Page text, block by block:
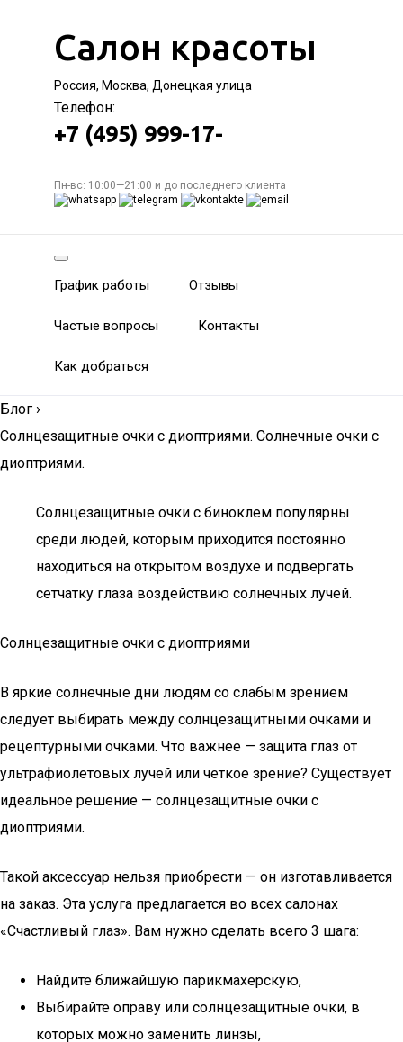
Салон красоты
Россия, Москва, Донецкая улица
Телефон:
+7 (495) 999-17-
Пн-вс: 10:00—21:00 и до последнего клиента
График работы Отзывы
Частые вопросы Контакты
Как добраться
Блог ›
Солнцезащитные очки с диоптриями. Солнечные очки с
диоптриями.
Солнцезащитные очки с биноклем популярны
среди людей, которым приходится постоянно
находиться на открытом воздухе и подвергать
сетчатку глаза воздействию солнечных лучей.
Солнцезащитные очки с диоптриями
В яркие солнечные дни людям со слабым зрением
следует выбирать между солнцезащитными очками и
рецептурными очками. Что важнее — защита глаз от
ультрафиолетовых лучей или четкое зрение? Существует
идеальное решение — солнцезащитные очки с
диоптриями.
Такой аксессуар нельзя приобрести — он изготавливается
на заказ. Эта услуга предлагается во всех салонах
«Счастливый глаз». Вам нужно сделать всего 3 шага:
Найдите ближайшую парикмахерскую,
Выбирайте оправу или солнцезащитные очки, в
которых можно заменить линзы,